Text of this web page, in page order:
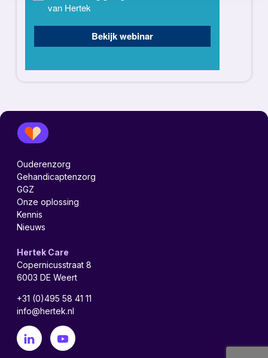
Ouderenzorg
Gehandicaptenzorg
GGZ
Onze oplossing
Kennis
Nieuws
Hertek Care
Copernicusstraat 8
6003 DE Weert
+31 (0)495 58 41 11
info@hertek.nl
linkedinyoutube